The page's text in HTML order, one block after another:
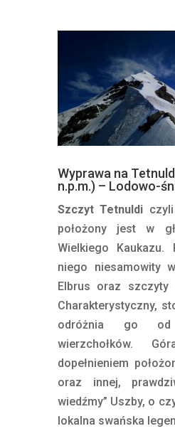
Wyprawa na
n.p.m.) – Lodowo-
Szczyt Tetnuldi
położony jest w
Wielkiego
niego niesamowity
Elbrus oraz szczyty
Charakterystyczny,
odróżnia go od
wierzchołków.
dopełnieniem
oraz innej,
wiedźmy” Uszby, o
lokalna swańska